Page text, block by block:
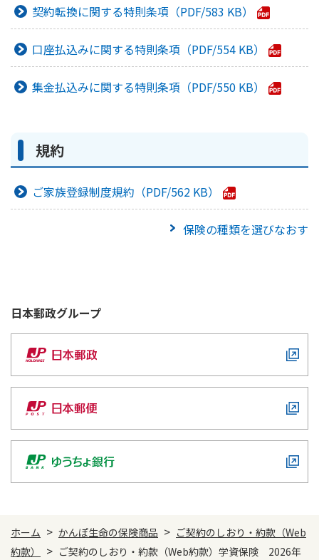
契約転換に関する特則条項 583 KB
口座払込みに関する特則条項 554 KB
集金払込みに関する特則条項 550 KB
規約
ご家族登録制度規約 562 KB
保険の種類を選びなおす
日本郵政グループ
ホーム > かんぽ生命の保険商品 > ご契約のしおり・約款（Web
約款）
> ご契約のしおり・約款（Web約款）学資保険 2026年